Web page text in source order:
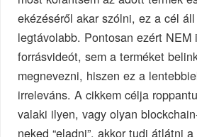
ekézéséről akar szólni, ez a cél
legtávolabb. Pontosan ezért NEM
forrásvideót, sem a terméket
megnevezni, hiszen ez a
irreleváns. A cikkem célja
valaki ilyen, vagy olyan
neked “eladni”, akkor tudj átlátni